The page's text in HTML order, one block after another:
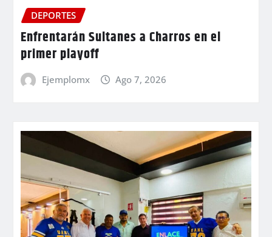
DEPORTES
Enfrentarán Sultanes a Charros en el
primer playoff
Ejemplomx Ago 7, 2026